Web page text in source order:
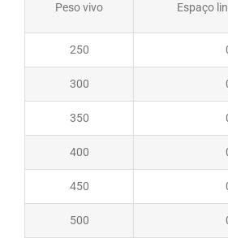
Peso vivo Espaço
250
300
350
400
450
500